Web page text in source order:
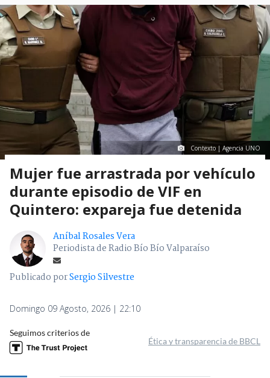
Contexto | Agencia UNO
Mujer fue arrastrada por vehículo
durante episodio de VIF en
Quintero: expareja fue detenida
Aníbal Rosales Vera
Periodista de Radio Bío Bío Valparaíso
Publicado porSergio Silvestre
Domingo 09 Agosto, 2026 | 22:10
Seguimos criterios de
Ética y transparencia de BBCL